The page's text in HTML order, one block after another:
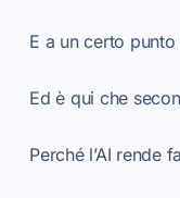
E a un certo
Ed è qui che
Perché l’AI rende